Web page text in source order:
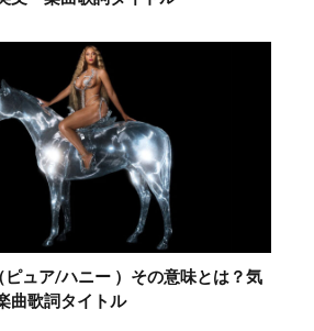
ュア/ハニー ）その意味とは？気
曲歌詞タイトル